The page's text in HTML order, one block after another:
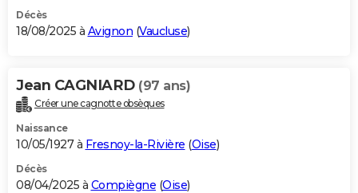
Décès
18/08/2025 à Avignon (Vaucluse)
Jean CAGNIARD (97 ans)
Créer une cagnotte obsèques
Naissance
10/05/1927 à Fresnoy-la-Rivière (Oise)
Décès
08/04/2025 à Compiègne (Oise)